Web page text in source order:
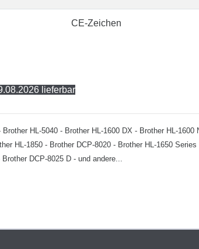
CE-Zeichen
lieferbar
HL-5040 - Brother HL-1600 DX - Brother HL-
HL-1850 - Brother DCP-8020 - Brother HL-1650
DCP-8025 D - und andere...